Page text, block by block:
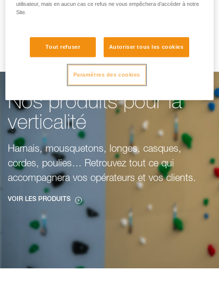
travail. Cette offre dédiée prend en considération
métier.
Nos produits pour la
verticalité
Harnais, mousquetons, longes, casques,
cordes, poulies… Retrouvez tout ce qui
accompagnera vos opérateurs et vos clients.
VOIR LES PRODUITS
utilisateur, mais en aucun cas ce refus ne vous empêchera d’accéder à notre
Site.
Tout refuser Autoriser tous les cookies
Paramètres des cookies